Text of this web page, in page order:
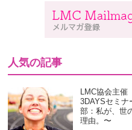
人気の記事
LMC協会主催
3DAYSセミナ
部：私が、世
理由。〜